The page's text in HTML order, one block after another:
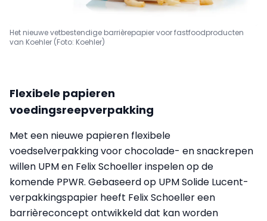
Het nieuwe vetbestendige barrièrepapier voor fastfoodproducten
van Koehler (Foto: Koehler)
Flexibele papieren
voedingsreepverpakking
Met een nieuwe papieren flexibele
voedselverpakking voor chocolade- en snackrepen
willen UPM en Felix Schoeller inspelen op de
komende PPWR. Gebaseerd op UPM Solide Lucent-
verpakkingspapier heeft Felix Schoeller een
barrièreconcept ontwikkeld dat kan worden